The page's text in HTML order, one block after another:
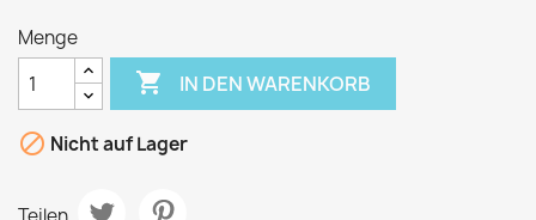
Menge
 IN DEN WARENKORB
 Nicht auf Lager